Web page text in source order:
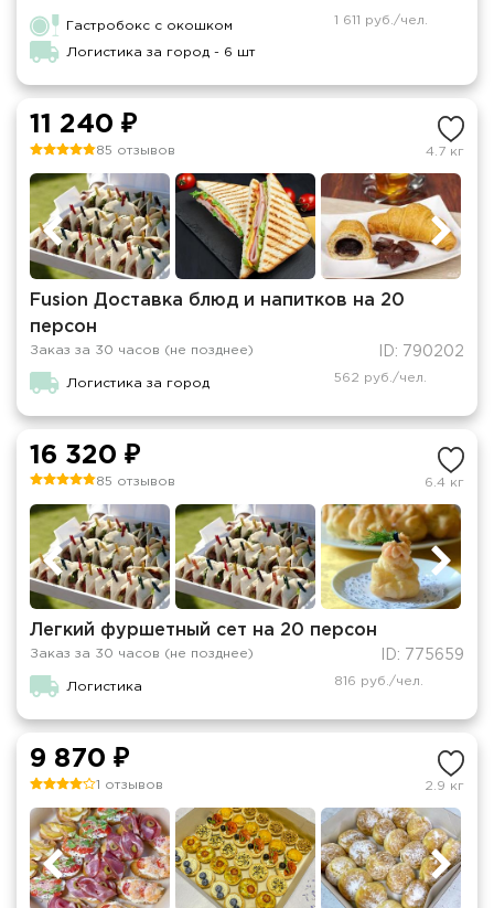
Гастробокс с окошком
Логистика за город - 6 шт
1 611 руб./чел.
11 240 ₽
85 отзывов 4.7 кг
Fusion Доставка блюд и напитков на 20
персон
Заказ за 30 часов (не позднее) ID: 790202
Логистика за город 562 руб./чел.
16 320 ₽
85 отзывов 6.4 кг
Легкий фуршетный сет на 20 персон
Заказ за 30 часов (не позднее) ID: 775659
Логистика 816 руб./чел.
9 870 ₽
1 отзывов 2.9 кг